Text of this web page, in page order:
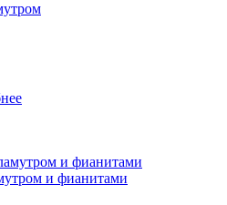
и фианитами